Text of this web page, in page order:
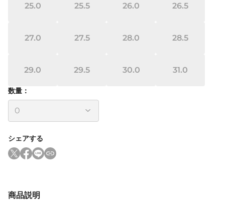
25.0 25.5 26.0 26.5
27.0 27.5 28.0 28.5
29.0 29.5 30.0 31.0
数量：
シェアする
商品説明